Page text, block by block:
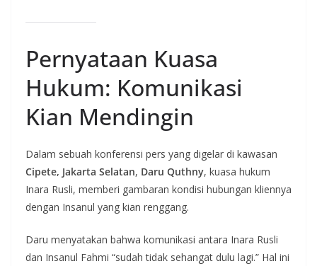
Pernyataan Kuasa
Hukum: Komunikasi
Kian Mendingin
Dalam sebuah konferensi pers yang digelar di kawasan
Cipete, Jakarta Selatan, Daru Quthny, kuasa hukum
Inara Rusli, memberi gambaran kondisi hubungan kliennya
dengan Insanul yang kian renggang.
Daru menyatakan bahwa komunikasi antara Inara Rusli
dan Insanul Fahmi “sudah tidak sehangat dulu lagi.” Hal ini